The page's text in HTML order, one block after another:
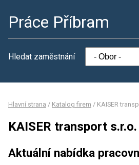
Práce Příbram
Hledat zaměstnání
Hlavní strana / Katalog firem / KAISER
KAISER transport s.r.o.
Aktuální nabídka